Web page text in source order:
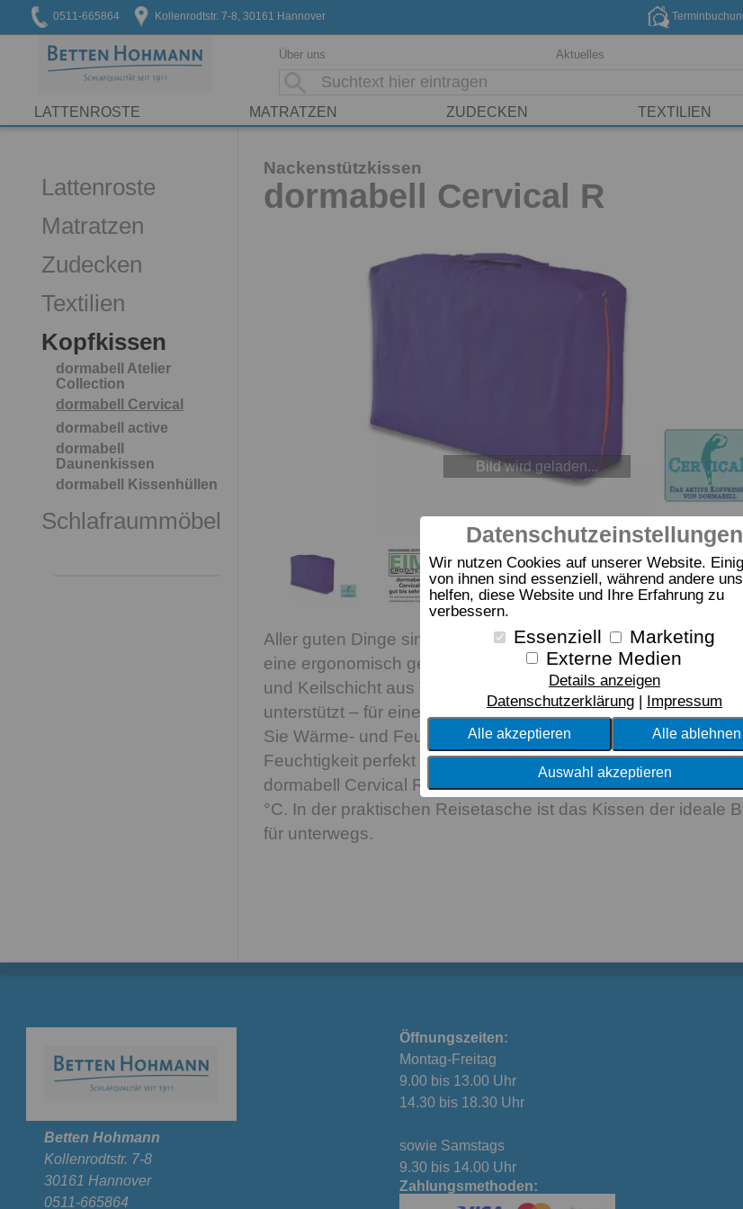
Datenschutzeinstellungen
Wir nutzen Cookies auf unserer Website.
von ihnen sind essenziell, während andere uns
helfen, diese Website und Ihre Erfahrung zu
verbessern.
Essenziell
Marketing
Externe Medien
Details anzeigen
Datenschutzerklärung
Impressum
Alle akzeptieren Alle ablehnen
Auswahl akzeptieren
0511-665864 Kollenrodtstr. 7-8, 30161 Hannover
Über uns Aktuelles
LATTENROSTE MATRATZEN ZUDECKEN TEXTILIEN
Lattenroste
Matratzen
Zudecken
Textilien
Kopfkissen
dormabell Atelier
Collection
dormabell Cervical
dormabell active
dormabell
Daunenkissen
dormabell Kissenhüllen
Schlafraummöbel
Nackenstützkissen
dormabell Cervical R
Bild wird geladen...
Aller guten Dinge sind drei: Dieses weiche Latexkissen
eine ergonomisch geformte Profilplatte mit je einer Wellen-
und Keilschicht aus Talalay-Latex. So wird im Schlaf jede
unterstützt – für eine natürliche Haltung Ihrer Halswirbelsäule.
Sie Wärme- und Feuchtigkeitsstaus “Bye-bye”: Der Bezug mit
Feuchtigkeit perfekt auf und wirkt klimatisierend. Natürlich ist
dormabell Cervical R die Kissenhülle abziehbar und
°C. In der praktischen Reisetasche ist das Kissen der ideale
für unterwegs.
Betten Hohmann
Kollenrodtstr. 7-8
30161 Hannover
0511-665864
Öffnungszeiten:
Montag-Freitag
9.00 bis 13.00 Uhr
14.30 bis 18.30 Uhr
sowie Samstags
9.30 bis 14.00 Uhr
Zahlungsmethoden: